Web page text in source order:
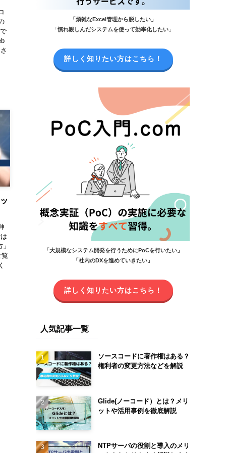
「煩雑なExcel管理から脱したい」
「慣れ親しんだシステムを使って効率化したい 」
詳しく知りたい方はこちら！
「大規模なシステム開発を行うためにPoCを行いたい」
「社内のDXを進めていきたい」
詳しく知りたい方はこちら！
人気記事一覧
ソースコードに著作権はある？
権利者の変更方法などを解説
Glide(ノーコード）とは？メリ
ットや活用事例を徹底解説
NTPサーバの役割と導入のメリ